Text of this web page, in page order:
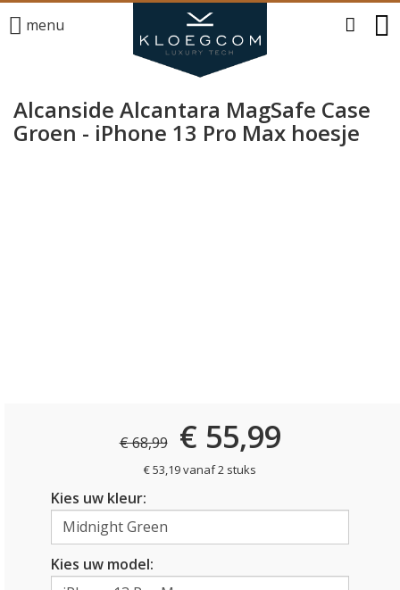
menu
Alcanside Alcantara MagSafe Case
Groen - iPhone 13 Pro Max hoesje
€ 68,99 € 55,99
€ 53,19 vanaf 2 stuks
Kies uw kleur:
Kies uw model: